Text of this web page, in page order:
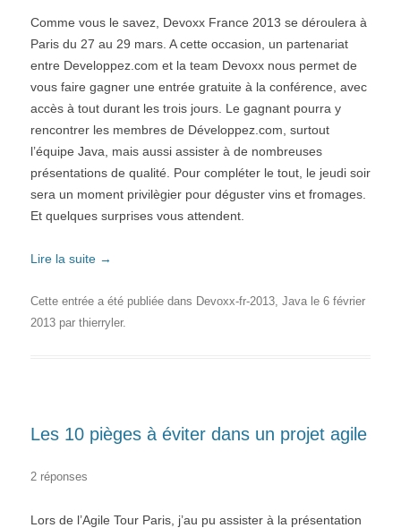
Comme vous le savez, Devoxx France 2013 se déroulera à
Paris du 27 au 29 mars. A cette occasion, un partenariat
entre Developpez.com et la team Devoxx nous permet de
vous faire gagner une entrée gratuite à la conférence, avec
accès à tout durant les trois jours. Le gagnant pourra y
rencontrer les membres de Développez.com, surtout
l’équipe Java, mais aussi assister à de nombreuses
présentations de qualité. Pour compléter le tout, le jeudi soir
sera un moment privilègier pour déguster vins et fromages.
Et quelques surprises vous attendent.
Lire la suite →
Cette entrée a été publiée dans Devoxx-fr-2013, Java le 6 février
2013 par thierryler.
Les 10 pièges à éviter dans un projet agile
2 réponses
Lors de l’Agile Tour Paris, j’au pu assister à la présentation